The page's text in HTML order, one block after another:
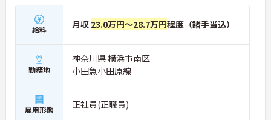
給料 月収 23.0万円～28.7万円程度（諸手当込）
勤務地
神奈川県 横浜市南区
小田急小田原線
雇用形態 正社員(正職員)